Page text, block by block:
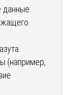
данные:
(например,